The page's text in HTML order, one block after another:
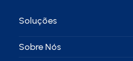
Soluções
Sobre Nós